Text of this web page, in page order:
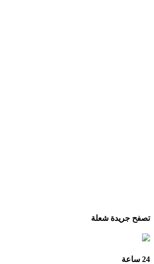
تصفح جريدة شعلة
24 ساعة